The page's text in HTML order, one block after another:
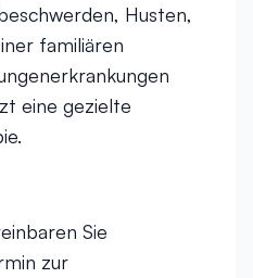
Husten,
familiären
eine gezielte
Sie
zur